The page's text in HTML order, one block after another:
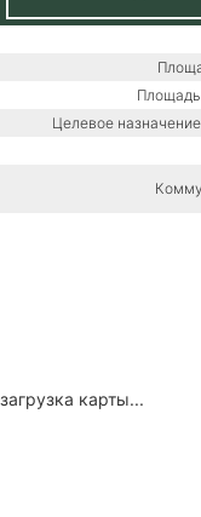
Площадь
Целевое
загрузка карты...